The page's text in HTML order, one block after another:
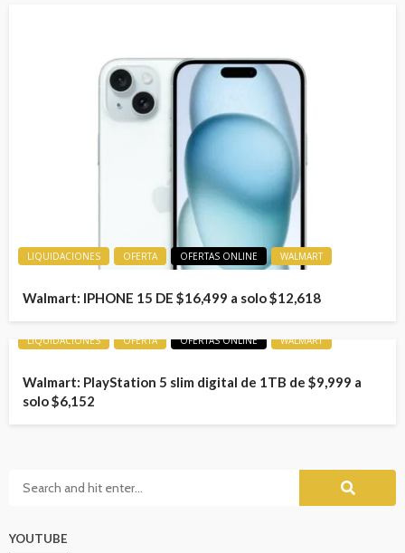
LIQUIDACIONES OFERTA OFERTAS ONLINE WALMART
Walmart: IPHONE 15 DE $16,499 a solo $12,618
LIQUIDACIONES OFERTA OFERTAS ONLINE WALMART
Walmart: PlayStation 5 slim digital de 1TB de $9,999 a
solo $6,152
YOUTUBE